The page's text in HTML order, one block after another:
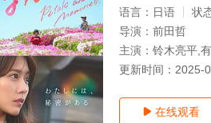
语言： 日语 状
导演： 前田哲
主演： 铃木亮平,
更新时间： 2025-
 在线观看